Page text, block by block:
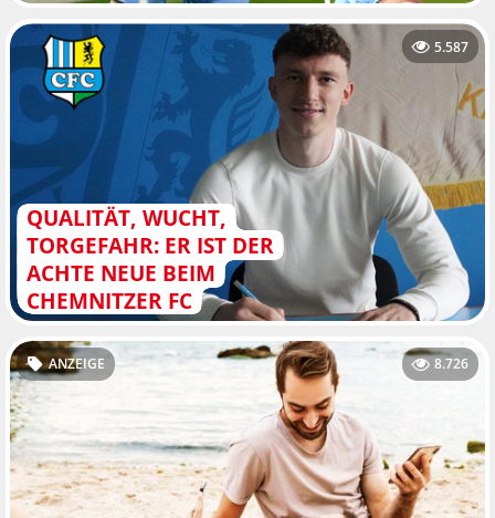
QUALITÄT, WUCHT,
TORGEFAHR: ER IST DER
ACHTE NEUE BEIM
CHEMNITZER FC
5.587
ANZEIGE 8.726